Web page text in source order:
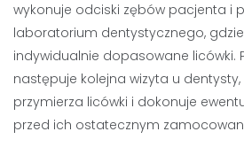
wykonuje odciski zębów pacjenta i
laboratorium dentystycznego,
indywidualnie dopasowane licówki.
następuje kolejna wizyta u
przymierza licówki i dokonuje
przed ich ostatecznym